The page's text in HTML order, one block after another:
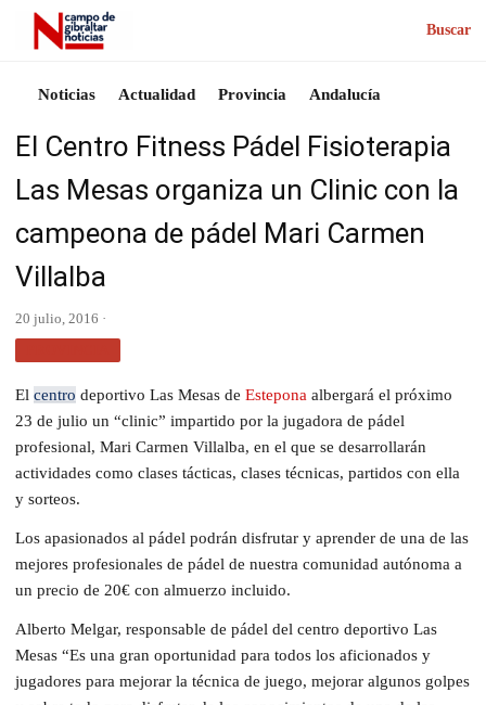
Buscar
Noticias Actualidad Provincia Andalucía
El Centro Fitness Pádel Fisioterapia
Las Mesas organiza un Clinic con la
campeona de pádel Mari Carmen
Villalba
20 julio, 2016 ·
El centro deportivo Las Mesas de Estepona albergará el próximo
23 de julio un “clinic” impartido por la jugadora de pádel
profesional, Mari Carmen Villalba, en el que se desarrollarán
actividades como clases tácticas, clases técnicas, partidos con ella
y sorteos.
Los apasionados al pádel podrán disfrutar y aprender de una de las
mejores profesionales de pádel de nuestra comunidad autónoma a
un precio de 20€ con almuerzo incluido.
Alberto Melgar, responsable de pádel del centro deportivo Las
Mesas “Es una gran oportunidad para todos los aficionados y
jugadores para mejorar la técnica de juego, mejorar algunos golpes